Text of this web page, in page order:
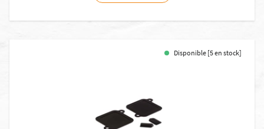
Disponible [5 en stock]